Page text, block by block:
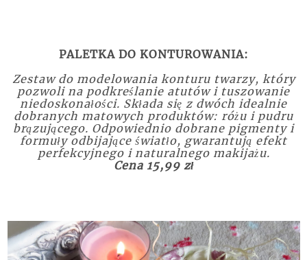
PALETKA DO KONTUROWANIA:
Zestaw do modelowania konturu twarzy, który
pozwoli na podkreślanie atutów i tuszowanie
niedoskonałości. Składa się z dwóch idealnie
dobranych matowych produktów: różu i pudru
brązującego. Odpowiednio dobrane pigmenty i
formuły odbijające światło, gwarantują efekt
perfekcyjnego i naturalnego makijażu.
Cena 15,99 zł